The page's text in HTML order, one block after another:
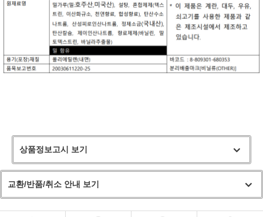
상품정보고시 보기
교환/반품/취소 안내 보기